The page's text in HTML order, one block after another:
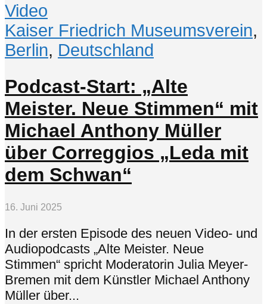
Video
Kaiser Friedrich Museumsverein,
Berlin, Deutschland
Podcast-Start: „Alte
Meister. Neue Stimmen“ mit
Michael Anthony Müller
über Correggios „Leda mit
dem Schwan“
16. Juni 2025
In der ersten Episode des neuen Video- und
Audiopodcasts „Alte Meister. Neue
Stimmen“ spricht Moderatorin Julia Meyer-
Bremen mit dem Künstler Michael Anthony
Müller über...